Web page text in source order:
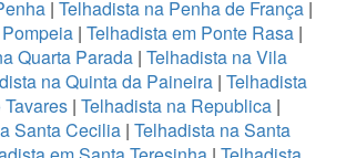
| Telhadista na Penha de França |
| Telhadista em Ponte Rasa |
Quarta Parada | Telhadista na Vila
na Quinta da Paineira | Telhadista
| Telhadista na Republica |
Santa Cecilia | Telhadista na Santa